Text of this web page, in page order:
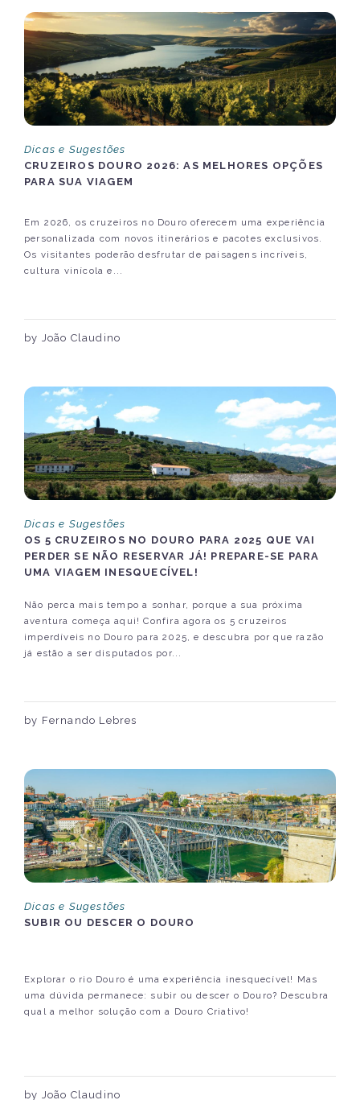
Dicas e Sugestões
CRUZEIROS DOURO 2026: AS MELHORES OPÇÕES
PARA SUA VIAGEM
Em 2026, os cruzeiros no Douro oferecem uma experiência
personalizada com novos itinerários e pacotes exclusivos.
Os visitantes poderão desfrutar de paisagens incríveis,
cultura vinícola e...
by João Claudino
Dicas e Sugestões
OS 5 CRUZEIROS NO DOURO PARA 2025 QUE VAI
PERDER SE NÃO RESERVAR JÁ! PREPARE-SE PARA
UMA VIAGEM INESQUECÍVEL!
Não perca mais tempo a sonhar, porque a sua próxima
aventura começa aqui! Confira agora os 5 cruzeiros
imperdíveis no Douro para 2025, e descubra por que razão
já estão a ser disputados por...
by Fernando Lebres
Dicas e Sugestões
SUBIR OU DESCER O DOURO
Explorar o rio Douro é uma experiência inesquecível! Mas
uma dúvida permanece: subir ou descer o Douro? Descubra
qual a melhor solução com a Douro Criativo!
by João Claudino